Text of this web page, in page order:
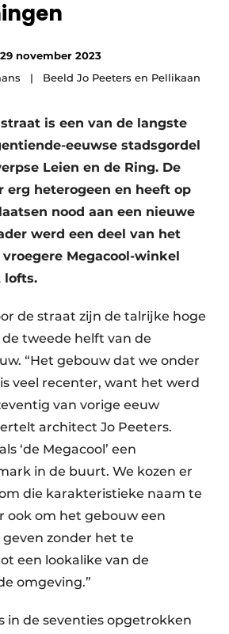
29 november 2023
| Beeld Jo Peeters en Pellikaan
is een van de langste
eeuwse stadsgordel
Leien en de Ring. De
erg heterogeen en heeft op
nood aan een nieuwe
werd een deel van het
Megacool-winkel
lofts.
de straat zijn de talrijke hoge
tweede helft van de
“Het gebouw dat we onder
veel recenter, want het werd
van vorige eeuw
architect Jo Peeters.
‘de Megacool’ een
in de buurt. We kozen er
die karakteristieke naam te
ook om het gebouw een
zonder het te
een lookalike van de
omgeving.”
in de seventies opgetrokken